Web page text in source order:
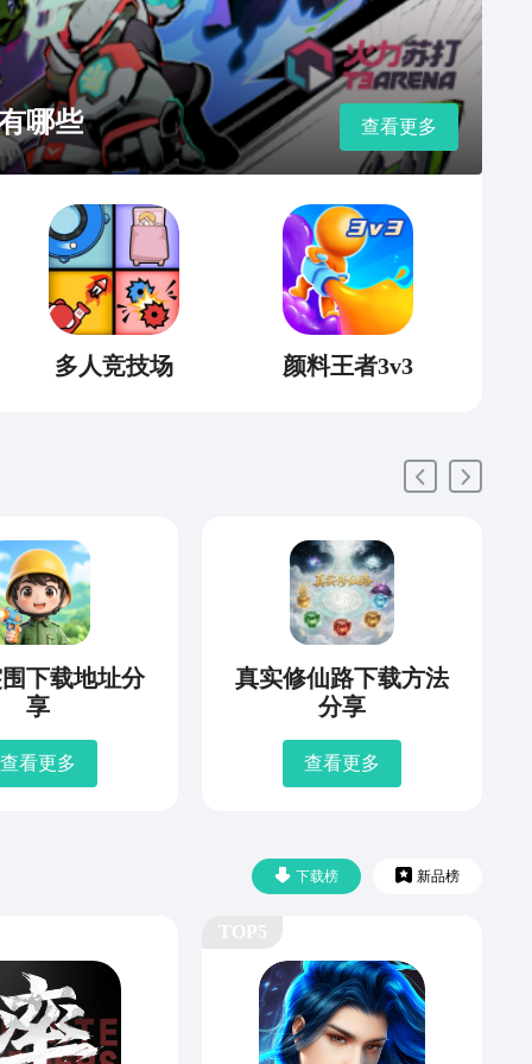
哪些 查看更多
多人竞技场 颜料王者3v3
下载地址分
享
查看更多
真实修仙路下载方法
分享
查看更多
下载榜 新品榜